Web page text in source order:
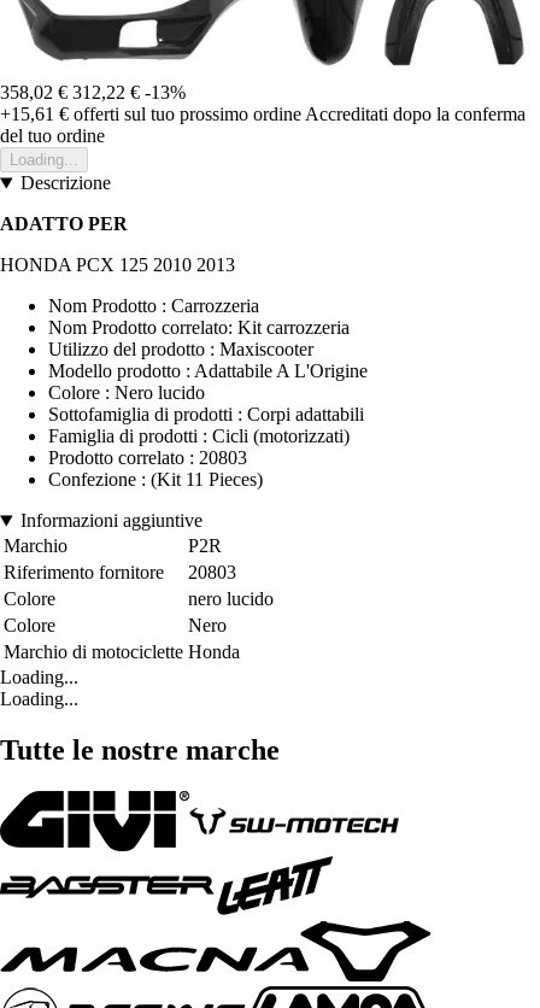
358,02 € 312,22 € -13%
+15,61 € offerti sul tuo prossimo ordine Accreditati dopo la conferma
del tuo ordine
Loading...
Descrizione
ADATTO PER
HONDA PCX 125 2010 2013
Nom Prodotto : Carrozzeria
Nom Prodotto correlato: Kit carrozzeria
Utilizzo del prodotto : Maxiscooter
Modello prodotto : Adattabile A L'Origine
Colore : Nero lucido
Sottofamiglia di prodotti : Corpi adattabili
Famiglia di prodotti : Cicli (motorizzati)
Prodotto correlato : 20803
Confezione : (Kit 11 Pieces)
Informazioni aggiuntive
Marchio
P2R
Riferimento fornitore
20803
Colore
nero lucido
Colore
Nero
Marchio di motociclette Honda
Loading...
Loading...
Tutte le nostre marche